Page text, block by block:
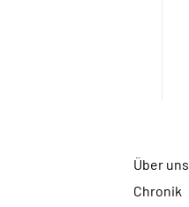
Über uns
Chronik